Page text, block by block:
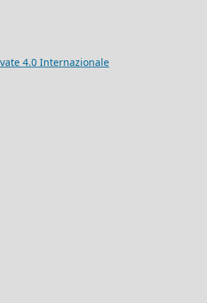
4.0 Internazionale